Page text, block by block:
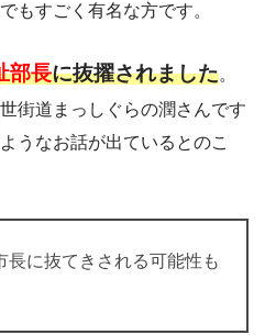
もすごく有名な方です。
部長に抜擢されました。
街道まっしぐらの潤さんです
うなお話が出ているとのこ
長に抜てきされる可能性も